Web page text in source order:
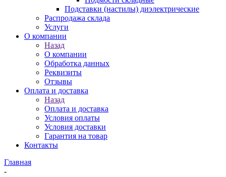
Подставки (настилы) диэлектрические
Распродажа склада
Услуги
О компании
Назад
О компании
Обработка данных
Реквизиты
Отзывы
Оплата и доставка
Назад
Оплата и доставка
Условия оплаты
Условия доставки
Гарантия на товар
Контакты
Главная
-